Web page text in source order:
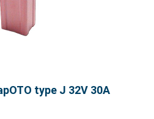
type J 32V 30A